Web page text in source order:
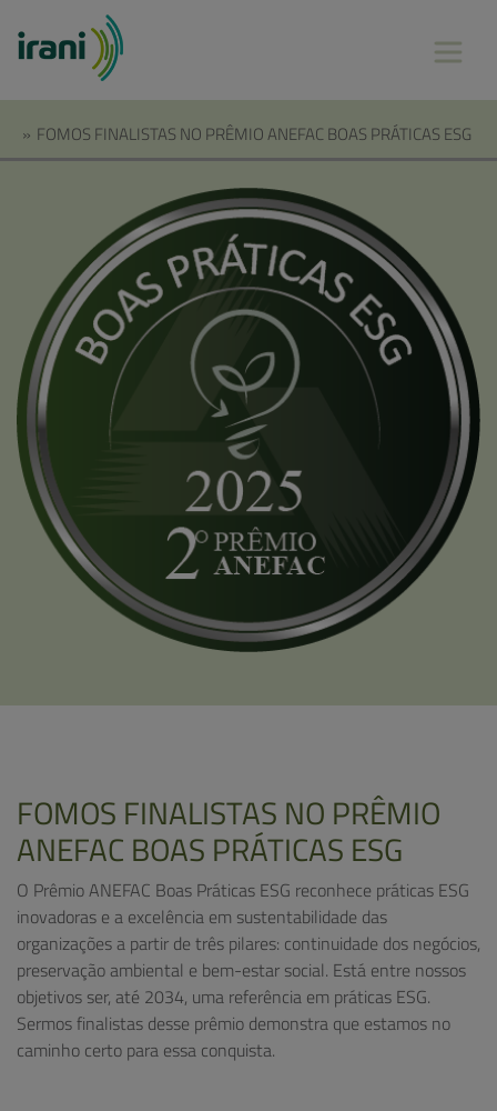
» FOMOS FINALISTAS NO PRÊMIO ANEFAC BOAS PRÁTICAS ESG
FOMOS FINALISTAS NO PRÊMIO
ANEFAC BOAS PRÁTICAS ESG
O Prêmio ANEFAC Boas Práticas ESG reconhece práticas ESG
inovadoras e a excelência em sustentabilidade das
organizações a partir de três pilares: continuidade dos negócios,
preservação ambiental e bem-estar social. Está entre nossos
objetivos ser, até 2034, uma referência em práticas ESG.
Sermos finalistas desse prêmio demonstra que estamos no
caminho certo para essa conquista.